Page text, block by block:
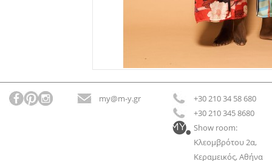
my@m-y.gr
+30 210 34 58 680
+30 210 345 8680
Show room:
Κλεομβρότου 2α,
Κεραμεικός, Αθήνα